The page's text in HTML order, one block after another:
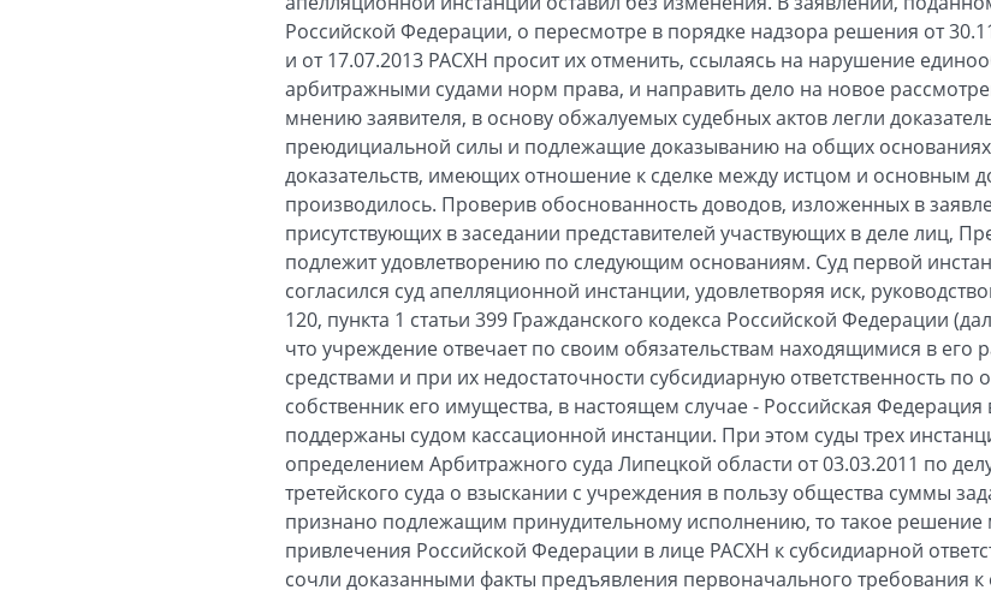
Российской Федерации, о пересмотре в порядке надзора решения от
и от 17.07.2013 РАСХН просит их отменить, ссылаясь на нарушение
арбитражными судами норм права, и направить дело на новое
мнению заявителя, в основу обжалуемых судебных актов легли
преюдициальной силы и подлежащие доказыванию на общих
доказательств, имеющих отношение к сделке между истцом и основным
производилось. Проверив обоснованность доводов, изложенных в
присутствующих в заседании представителей участвующих в деле лиц,
подлежит удовлетворению по следующим основаниям. Суд первой
согласился суд апелляционной инстанции, удовлетворяя иск,
120, пункта 1 статьи 399 Гражданского кодекса Российской Федерации
что учреждение отвечает по своим обязательствам находящимися в
средствами и при их недостаточности субсидиарную ответственность по
собственник его имущества, в настоящем случае - Российская
поддержаны судом кассационной инстанции. При этом суды трех
определением Арбитражного суда Липецкой области от 03.03.2011 по
третейского суда о взыскании с учреждения в пользу общества суммы
признано подлежащим принудительному исполнению, то такое решение
привлечения Российской Федерации в лице РАСХН к субсидиарной
сочли доказанными факты предъявления первоначального требования